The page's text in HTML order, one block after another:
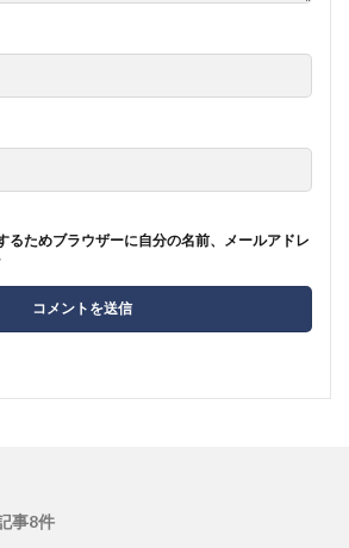
るためブラウザーに自分の名前、メールアドレ
事8件